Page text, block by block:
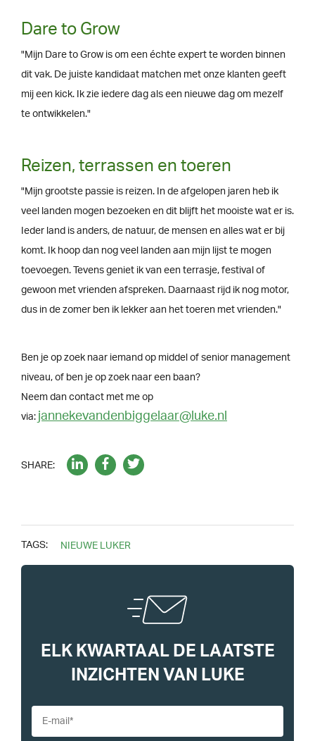
Dare to Grow
"Mijn Dare to Grow is om een échte expert te worden binnen
dit vak. De juiste kandidaat matchen met onze klanten geeft
mij een kick. Ik zie iedere dag als een nieuwe dag om mezelf
te ontwikkelen."
Reizen, terrassen en toeren
"Mijn grootste passie is reizen. In de afgelopen jaren heb ik
veel landen mogen bezoeken en dit blijft het mooiste wat er is.
Ieder land is anders, de natuur, de mensen en alles wat er bij
komt. Ik hoop dan nog veel landen aan mijn lijst te mogen
toevoegen. Tevens geniet ik van een terrasje, festival of
gewoon met vrienden afspreken. Daarnaast rijd ik nog motor,
dus in de zomer ben ik lekker aan het toeren met vrienden."
Ben je op zoek naar iemand op middel of senior management
niveau, of ben je op zoek naar een baan?
Neem dan contact met me op
via: jannekevandenbiggelaar@luke.nl
SHARE:
TAGS: NIEUWE LUKER
ELK KWARTAAL DE LAATSTE
INZICHTEN VAN LUKE